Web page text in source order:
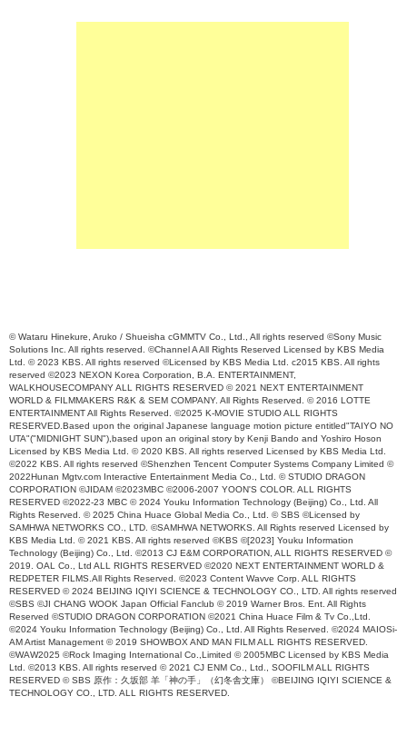
© Wataru Hinekure, Aruko / Shueisha cGMMTV Co., Ltd., All rights reserved ©Sony Music
Solutions Inc. All rights reserved. ©Channel A All Rights Reserved Licensed by KBS Media
Ltd. © 2023 KBS. All rights reserved ©Licensed by KBS Media Ltd. c2015 KBS. All rights
reserved ©2023 NEXON Korea Corporation, B.A. ENTERTAINMENT,
WALKHOUSECOMPANY ALL RIGHTS RESERVED © 2021 NEXT ENTERTAINMENT
WORLD & FILMMAKERS R&K & SEM COMPANY. All Rights Reserved. © 2016 LOTTE
ENTERTAINMENT All Rights Reserved. ©2025 K-MOVIE STUDIO ALL RIGHTS
RESERVED.Based upon the original Japanese language motion picture entitled"TAIYO NO
UTA"("MIDNIGHT SUN"),based upon an original story by Kenji Bando and Yoshiro Hoson
Licensed by KBS Media Ltd. © 2020 KBS. All rights reserved Licensed by KBS Media Ltd.
©2022 KBS. All rights reserved ©Shenzhen Tencent Computer Systems Company Limited ©
2022Hunan Mgtv.com Interactive Entertainment Media Co., Ltd. © STUDIO DRAGON
CORPORATION ©JIDAM ©2023MBC ©2006-2007 YOON'S COLOR. ALL RIGHTS
RESERVED ©2022-23 MBC © 2024 Youku Information Technology (Beijing) Co., Ltd. All
Rights Reserved. © 2025 China Huace Global Media Co., Ltd. © SBS ©Licensed by
SAMHWA NETWORKS CO., LTD. ©SAMHWA NETWORKS. All Rights reserved Licensed by
KBS Media Ltd. © 2021 KBS. All rights reserved ©KBS ©[2023] Youku Information
Technology (Beijing) Co., Ltd. ©2013 CJ E&M CORPORATION, ALL RIGHTS RESERVED ©
2019. OAL Co., Ltd ALL RIGHTS RESERVED ©2020 NEXT ENTERTAINMENT WORLD &
REDPETER FILMS.All Rights Reserved. ©2023 Content Wavve Corp. ALL RIGHTS
RESERVED © 2024 BEIJING IQIYI SCIENCE & TECHNOLOGY CO., LTD. All rights reserved
©SBS ©JI CHANG WOOK Japan Official Fanclub © 2019 Warner Bros. Ent. All Rights
Reserved ©STUDIO DRAGON CORPORATION ©2021 China Huace Film & Tv Co.,Ltd.
©2024 Youku Information Technology (Beijing) Co., Ltd. All Rights Reserved. ©2024 MAIOSi-
AM Artist Management © 2019 SHOWBOX AND MAN FILM ALL RIGHTS RESERVED.
©WAW2025 ©Rock Imaging International Co.,Limited © 2005MBC Licensed by KBS Media
Ltd. ©2013 KBS. All rights reserved © 2021 CJ ENM Co., Ltd., SOOFILM ALL RIGHTS
RESERVED © SBS 原作：久坂部 羊「神の手」（幻冬舎文庫） ©BEIJING IQIYI SCIENCE &
TECHNOLOGY CO., LTD. ALL RIGHTS RESERVED.